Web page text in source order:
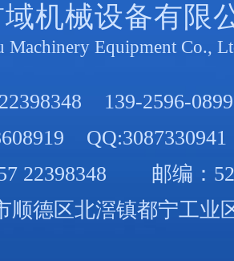
机械设备有限
Machinery Equipment Co.,
139-2596-0899
QQ:3087330941
22398348 邮编：
顺德区北滘镇都宁工业